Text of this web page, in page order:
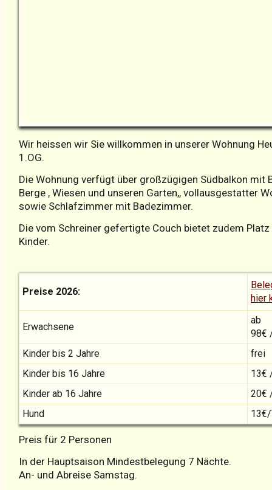
Wir heissen wir Sie willkommen in unserer Wohnung
1.OG.
Die Wohnung verfügt über großzügigen Südbalkon mit
Berge , Wiesen und unseren Garten,, vollausgestatter
sowie Schlafzimmer mit Badezimmer.
Die vom Schreiner gefertigte Couch bietet zudem
Kinder.
Preise 2026:
hier
Erwachsene
ab
Kinder bis 2 Jahre
frei
Kinder bis 16 Jahre
13€
Kinder ab 16 Jahre
20€
Hund
Preis für 2 Personen
In der Hauptsaison Mindestbelegung 7 Nächte.
An- und Abreise Samstag.